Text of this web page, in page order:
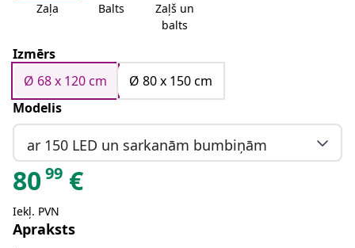
Zaļa Balts
Zaļš un
balts
Izmērs
Ø 68 x 120 cm
Ø 80 x 150 cm
Modelis
ar 150 LED un sarkanām bumbiņām
8099 €
Iekļ. PVN
Apraksts